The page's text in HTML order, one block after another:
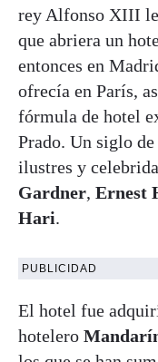
rey Alfonso XIII
que abriera un
entonces en
ofrecía en París,
fórmula de hotel
Prado. Un siglo
ilustres y
Gardner, Ernest
Hari.
PUBLICIDAD
El hotel fue
hotelero